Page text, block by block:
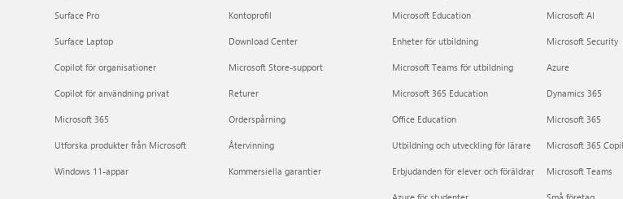
Surface Pro
Surface Laptop
Copilot för organisationer
Copilot för användning privat
Microsoft 365
Utforska produkter från Microsoft
Windows 11-appar
Kontoprofil
Download Center
Microsoft Store-support
Returer
Orderspårning
Återvinning
Kommersiella garantier
Microsoft Education
Enheter för utbildning
Microsoft Teams för utbildning
Microsoft 365 Education
Office Education
Utbildning och utveckling för lärare
Erbjudanden för elever och föräldrar
Microsoft AI
Microsoft Security
Azure
Dynamics 365
Microsoft 365
Microsoft 365
Microsoft Teams